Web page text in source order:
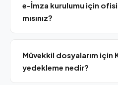
e-İmza kurulumu için
mısınız?
tamamlıyoruz.
Müvekkil dosyalarım için
yedekleme nedir?